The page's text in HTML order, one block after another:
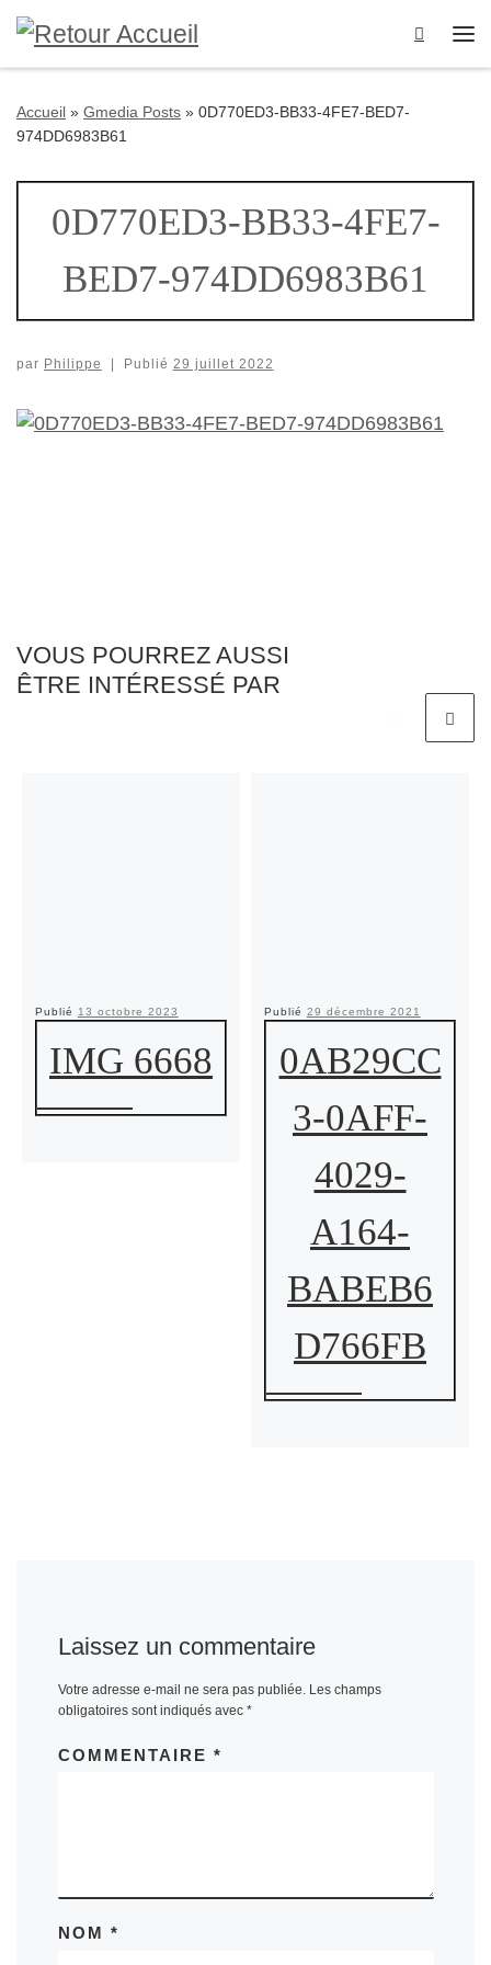
Passer au contenu
Search
Accueil » Gmedia Posts » 0D770ED3-BB33-4FE7-BED7-
974DD6983B61
0D770ED3-BB33-4FE7-
BED7-974DD6983B61
par Philippe Publié 29 juillet 2022
VOUS POURREZ AUSSI
ÊTRE INTÉRESSÉ PAR
Publié 13 octobre 2023
IMG 6668
Publié 29 décembre 2021
0AB29CC
3-0AFF-
4029-
A164-
BABEB6
D766FB
Laissez un commentaire
Votre adresse e-mail ne sera pas publiée. Les champs
obligatoires sont indiqués avec *
COMMENTAIRE *
NOM *